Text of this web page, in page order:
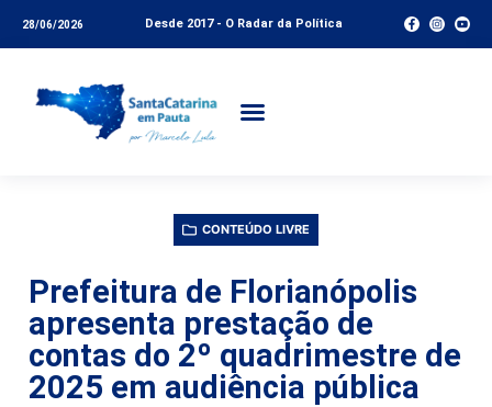
28/06/2026 Desde 2017 - O Radar da Política
CONTEÚDO LIVRE
Prefeitura de Florianópolis
apresenta prestação de
contas do 2º quadrimestre de
2025 em audiência pública